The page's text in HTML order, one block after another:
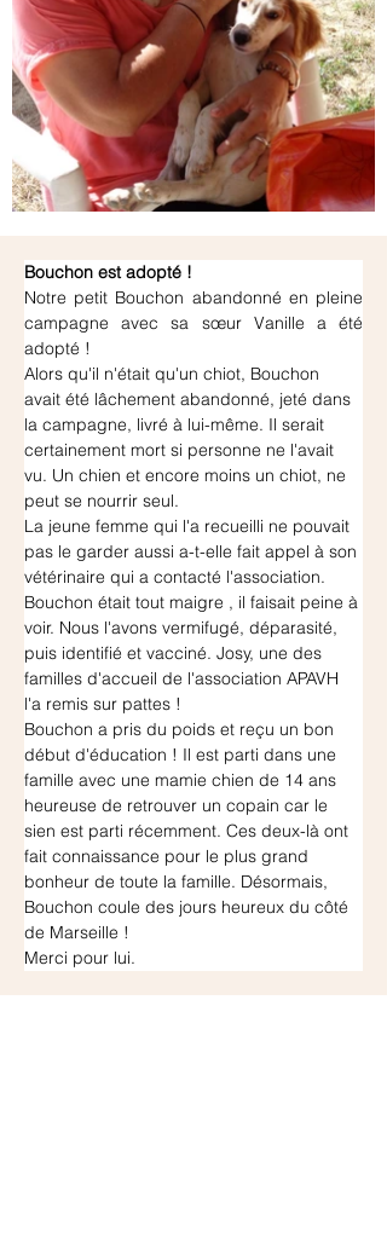
Bouchon est adopté !
Notre petit Bouchon abandonné en pleine
campagne avec sa sœur Vanille a été
adopté !
Alors qu'il n'était qu'un chiot, Bouchon
avait été lâchement abandonné, jeté dans
la campagne, livré à lui-même. Il serait
certainement mort si personne ne l'avait
vu. Un chien et encore moins un chiot, ne
peut se nourrir seul.
La jeune femme qui l'a recueilli ne pouvait
pas le garder aussi a-t-elle fait appel à son
vétérinaire qui a contacté l'association.
Bouchon était tout maigre , il faisait peine à
voir. Nous l'avons vermifugé, déparasité,
puis identifié et vacciné. Josy, une des
familles d'accueil de l'association APAVH
l'a remis sur pattes !
Bouchon a pris du poids et reçu un bon
début d'éducation ! Il est parti dans une
famille avec une mamie chien de 14 ans
heureuse de retrouver un copain car le
sien est parti récemment. Ces deux-là ont
fait connaissance pour le plus grand
bonheur de toute la famille. Désormais,
Bouchon coule des jours heureux du côté
de Marseille !
Merci pour lui.